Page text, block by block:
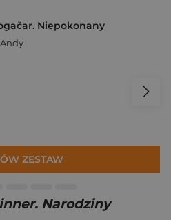
Niepokonany
ZESTAW
Narodziny